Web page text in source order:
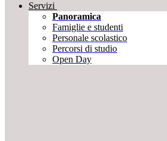
Servizi
Panoramica
Famiglie e studenti
Personale scolastico
Percorsi di studio
Open Day